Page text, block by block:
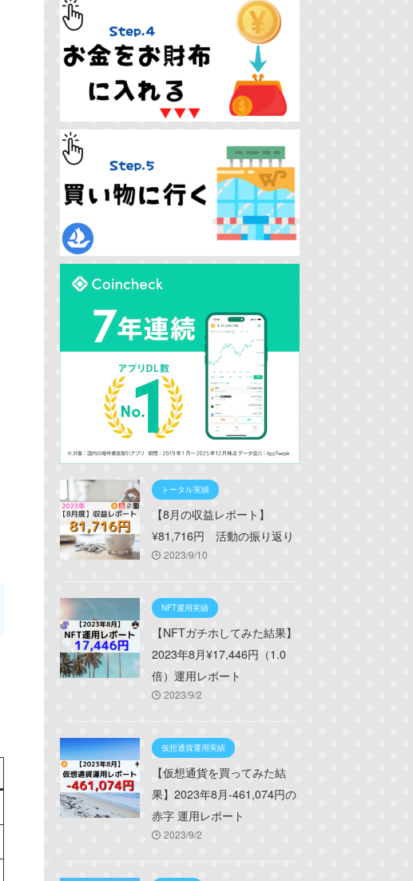
トータル実績
【8月の収益レポート】
¥81,716円 活動の振り返り
2023/9/10
NFT運用実績
【NFTガチホしてみた結果】
2023年8月¥17,446円（1.0
倍）運用レポート
2023/9/2
仮想通貨運用実績
【仮想通貨を買ってみた結
果】2023年8月-461,074円の
赤字 運用レポート
2023/9/2